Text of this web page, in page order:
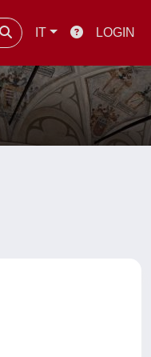
IT LOGIN